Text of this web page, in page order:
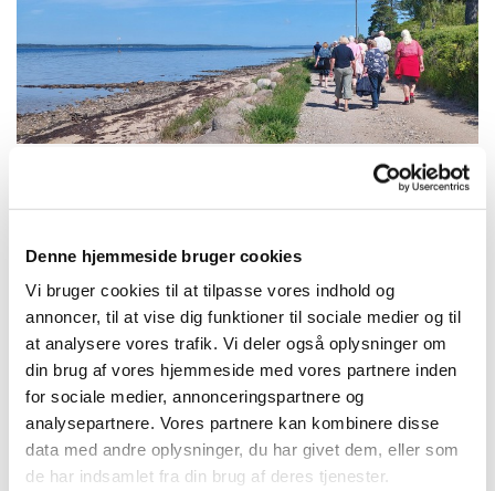
Denne hjemmeside bruger cookies
Vi bruger cookies til at tilpasse vores indhold og
annoncer, til at vise dig funktioner til sociale medier og til
at analysere vores trafik. Vi deler også oplysninger om
din brug af vores hjemmeside med vores partnere inden
for sociale medier, annonceringspartnere og
analysepartnere. Vores partnere kan kombinere disse
data med andre oplysninger, du har givet dem, eller som
de har indsamlet fra din brug af deres tjenester.
Tirsdag 14. juli 2026, kl. 11:00 - 12:00
Vi går en time i et tempo, hvor alle kan være med.
Vi mødes ved det runde bord/bænkesæt ved kirken, og
efter gåturen hygger vi med en kop varm kaffe eller the.